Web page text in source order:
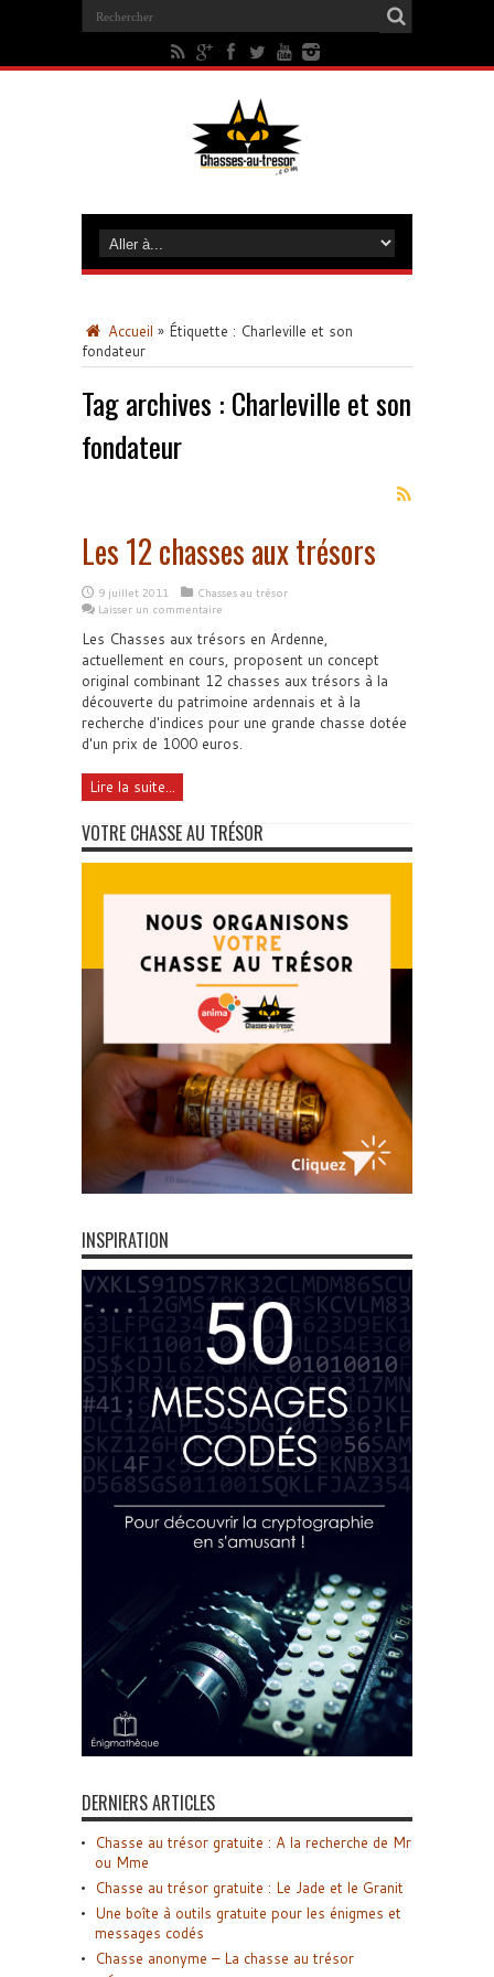
Accueil » Étiquette : Charleville et son
fondateur
Tag archives : Charleville et son
fondateur
Les 12 chasses aux trésors
9 juillet 2011
Chasses au trésor
Laisser un commentaire
Les Chasses aux trésors en Ardenne,
actuellement en cours, proposent un concept
original combinant 12 chasses aux trésors à la
découverte du patrimoine ardennais et à la
recherche d'indices pour une grande chasse dotée
d'un prix de 1000 euros.
Lire la suite...
VOTRE CHASSE AU TRÉSOR
INSPIRATION
DERNIERS ARTICLES
Chasse au trésor gratuite : A la recherche de Mr
ou Mme
Chasse au trésor gratuite : Le Jade et le Granit
Une boîte à outils gratuite pour les énigmes et
messages codés
Chasse anonyme – La chasse au trésor